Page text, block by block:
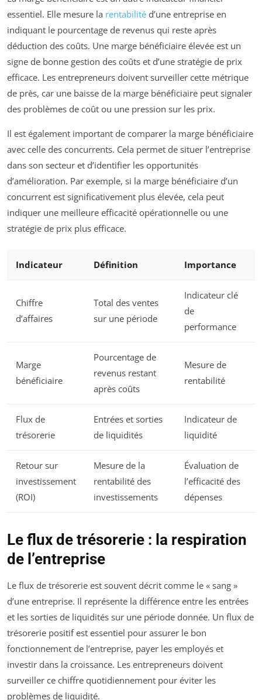
essentiel. Elle mesure la rentabilité d’une entreprise en
indiquant le pourcentage de revenus qui reste après
déduction des coûts. Une marge bénéficiaire élevée est un
signe de bonne gestion des coûts et d’une stratégie de prix
efficace. Les entrepreneurs doivent surveiller cette métrique
de près, car une baisse de la marge bénéficiaire peut signaler
des problèmes de coût ou une pression sur les prix.
Il est également important de comparer la marge bénéficiaire
avec celle des concurrents. Cela permet de situer l’entreprise
dans son secteur et d’identifier les opportunités
d’amélioration. Par exemple, si la marge bénéficiaire d’un
concurrent est significativement plus élevée, cela peut
indiquer une meilleure efficacité opérationnelle ou une
stratégie de prix plus efficace.
Indicateur Définition Importance
Chiffre
d’affaires
Total des ventes
sur une période
Indicateur clé
de
performance
Marge
bénéficiaire
Pourcentage de
revenus restant
après coûts
Mesure de
rentabilité
Flux de
trésorerie
Entrées et sorties
de liquidités
Indicateur de
liquidité
Retour sur
investissement
(ROI)
Mesure de la
rentabilité des
investissements
Évaluation de
l’efficacité des
dépenses
Le flux de trésorerie : la respiration
de l’entreprise
Le flux de trésorerie est souvent décrit comme le « sang »
d’une entreprise. Il représente la différence entre les entrées
et les sorties de liquidités sur une période donnée. Un flux de
trésorerie positif est essentiel pour assurer le bon
fonctionnement de l’entreprise, payer les employés et
investir dans la croissance. Les entrepreneurs doivent
surveiller ce chiffre quotidiennement pour éviter les
problèmes de liquidité.